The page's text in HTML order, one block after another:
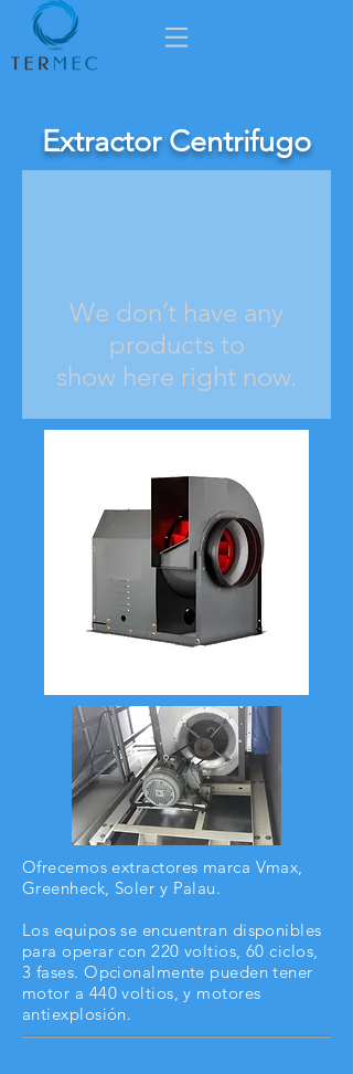
Extractor Centrifugo
We don’t have any
products to
show here right now.
Ofrecemos extractores marca Vmax,
Greenheck, Soler y Palau.
Los equipos se encuentran disponibles
para operar con 220 voltios, 60 ciclos,
3 fases. Opcionalmente pueden tener
motor a 440 voltios, y motores
antiexplosión.